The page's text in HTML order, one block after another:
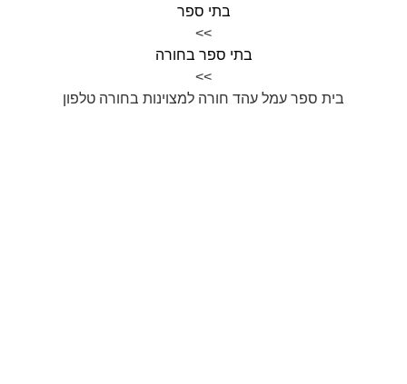
בתי ספר
>>
בתי ספר בחורה
>>
בית ספר עמל עהד חורה למצוינות בחורה טלפון